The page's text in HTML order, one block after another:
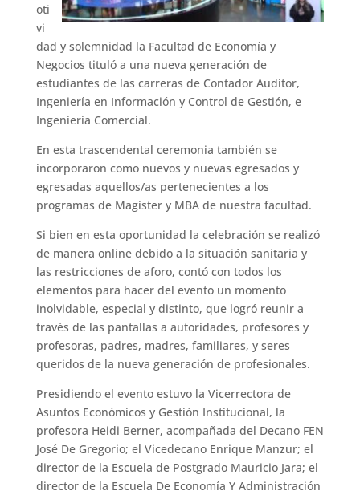
oti
vi
dad y solemnidad la Facultad de Economía y
Negocios tituló a una nueva generación de
estudiantes de las carreras de Contador Auditor,
Ingeniería en Información y Control de Gestión, e
Ingeniería Comercial.
En esta trascendental ceremonia también se
incorporaron como nuevos y nuevas egresados y
egresadas aquellos/as pertenecientes a los
programas de Magíster y MBA de nuestra facultad.
Si bien en esta oportunidad la celebración se realizó
de manera online debido a la situación sanitaria y
las restricciones de aforo, contó con todos los
elementos para hacer del evento un momento
inolvidable, especial y distinto, que logró reunir a
través de las pantallas a autoridades, profesores y
profesoras, padres, madres, familiares, y seres
queridos de la nueva generación de profesionales.
Presidiendo el evento estuvo la Vicerrectora de
Asuntos Económicos y Gestión Institucional, la
profesora Heidi Berner, acompañada del Decano FEN
José De Gregorio; el Vicedecano Enrique Manzur; el
director de la Escuela de Postgrado Mauricio Jara; el
director de la Escuela De Economía Y Administración